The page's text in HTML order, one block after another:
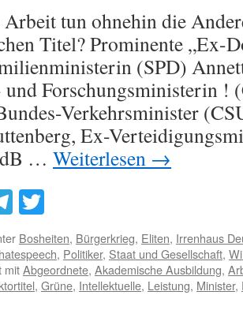
tun ohnehin die
Titel? Prominente „Ex-
(SPD)
Forschungsministerin !
Verkehrsminister
Ex-
… Weiterlesen →
Telegram
Bosheiten, Bürgerkrieg, Eliten, Irrenhaus
, Politiker, Staat und Gesellschaft,
mitAbgeordnete, Akademische Ausbildung,
, Grüne, Intellektuelle, Leistung, Minister,